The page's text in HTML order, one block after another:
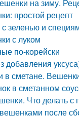
на зиму.
простой рецепт
зеленью и
с луком
по-корейски
в сметане.
в сметанном
Что делать
после